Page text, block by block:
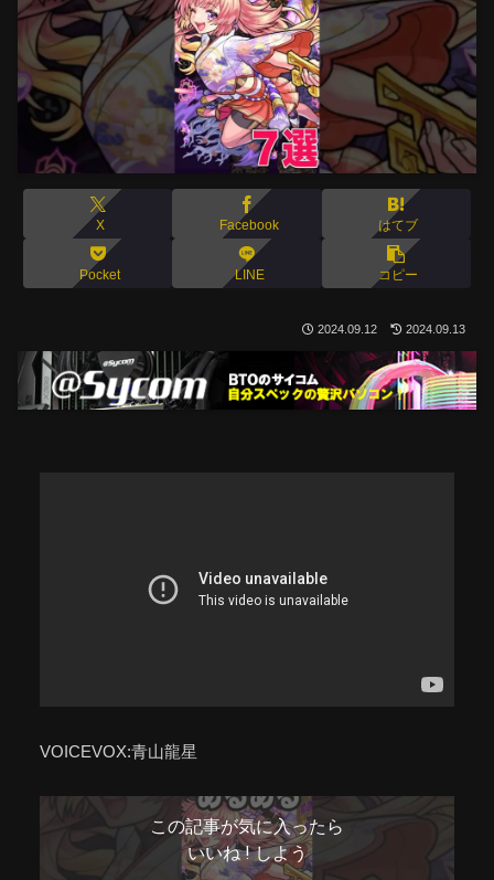
X Facebook はてブ
Pocket LINE コピー
2024.09.12 2024.09.13
VOICEVOX:青山龍星
この記事が気に入ったら
いいね ! しよう